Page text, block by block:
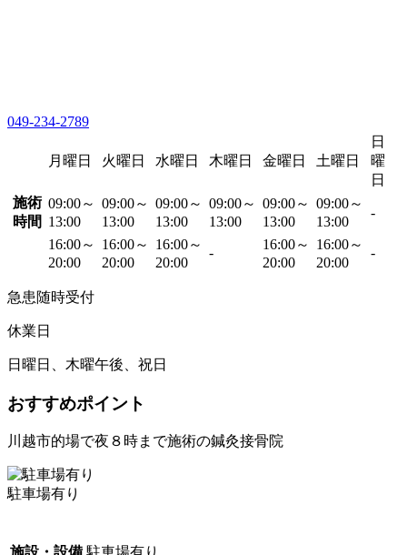
049-234-2789
月曜日 火曜日 水曜日 木曜日 金曜日 土曜日
日
曜
日
施術
時間
09:00～
13:00
09:00～
13:00
09:00～
13:00
09:00～
13:00
09:00～
13:00
09:00～
13:00
-
16:00～
20:00
16:00～
20:00
16:00～
20:00
-
16:00～
20:00
16:00～
20:00
-
急患随時受付
休業日
日曜日、木曜午後、祝日
おすすめポイント
川越市的場で夜８時まで施術の鍼灸接骨院
駐車場有り